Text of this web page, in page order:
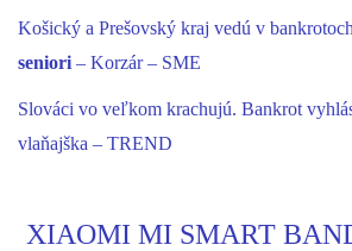
Košický a Prešovský kraj vedú v
seniori– Korzár – SME
Slováci vo veľkom krachujú. Bankrot
vlaňajška – TREND
XIAOMI MI SMART